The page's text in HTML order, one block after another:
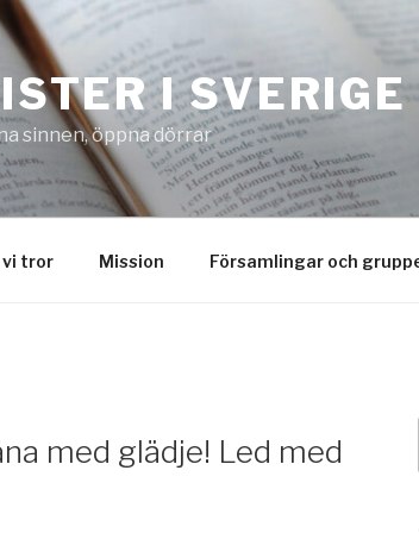
I SVERIGE
sinnen, öppna dörrar
vi tror Mission Församlingar och
med glädje! Led med